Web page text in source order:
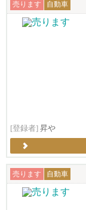
売ります 自動車
[登録者] 昇や
売ります 自動車